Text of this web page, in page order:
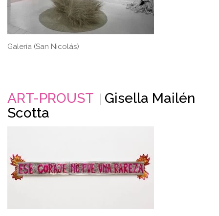
Galería (San Nicolás)
ART-PROUST
Gisella Mailén
Scotta